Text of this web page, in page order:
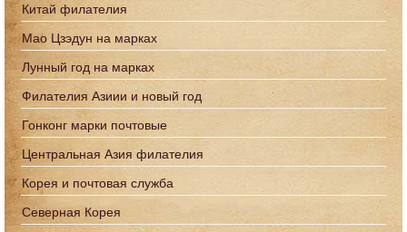
Китай филателия
Мао Цзэдун на марках
Лунный год на марках
Филателия Азиии и новый год
Гонконг марки почтовые
Центральная Азия филателия
Корея и почтовая служба
Северная Корея